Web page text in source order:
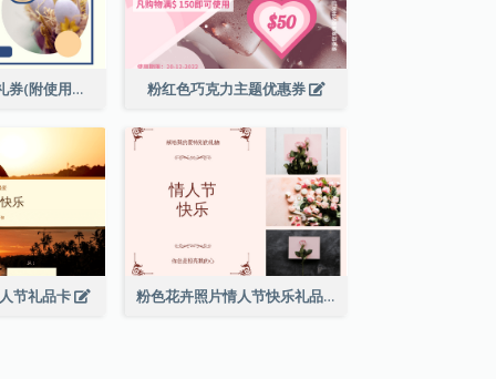
复活节现金代用礼券(附使用细则) 粉红色巧克力主题优惠券
节礼品卡 粉色花卉照片情人节快乐礼品卡